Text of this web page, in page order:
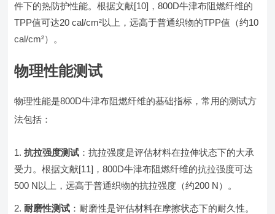
件下的热防护性能。根据文献[10]，800D牛津布阻燃纤维的
TPP值可达20 cal/cm²以上，远高于普通织物的TPP值（约10
cal/cm²）。
物理性能测试
物理性能是800D牛津布阻燃纤维的基础指标，常用的测试方
法包括：
抗拉强度测试 ：抗拉强度是评估材料在拉伸状态下的大承
受力。根据文献[11]，800D牛津布阻燃纤维的抗拉强度可达
500 N以上，远高于普通织物的抗拉强度（约200 N）。
耐磨性测试 ：耐磨性是评估材料在摩擦状态下的耐久性。